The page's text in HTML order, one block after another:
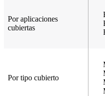
Por aplicaciones
cubiertas
Por tipo cubierto